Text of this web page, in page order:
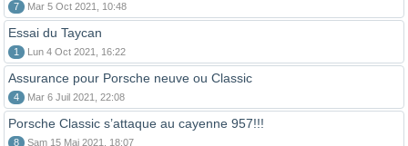
7 Mar 5 Oct 2021, 10:48
Essai du Taycan
1 Lun 4 Oct 2021, 16:22
Assurance pour Porsche neuve ou Classic
4 Mar 6 Juil 2021, 22:08
Porsche Classic s’attaque au cayenne 957!!!
8 Sam 15 Mai 2021, 18:07